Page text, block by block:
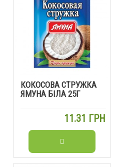
КОКОСОВА СТРУЖКА
ЯМУНА БІЛА 25Г
11.31 ГРН